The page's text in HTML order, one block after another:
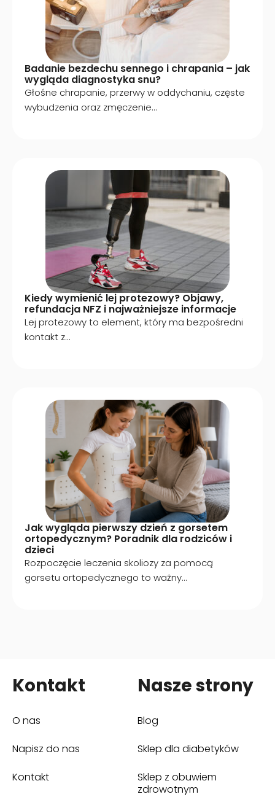
Badanie bezdechu sennego i chrapania – jak
wygląda diagnostyka snu?
Głośne chrapanie, przerwy w oddychaniu, częste
wybudzenia oraz zmęczenie...
Kiedy wymienić lej protezowy? Objawy,
refundacja NFZ i najważniejsze informacje
Lej protezowy to element, który ma bezpośredni
kontakt z...
Jak wygląda pierwszy dzień z gorsetem
ortopedycznym? Poradnik dla rodziców i
dzieci
Rozpoczęcie leczenia skoliozy za pomocą
gorsetu ortopedycznego to ważny...
Kontakt
O nas
Napisz do nas
Kontakt
Nasze strony
Blog
Sklep dla diabetyków
(otwiera się w nowym oknie)
Sklep z obuwiem
zdrowotnym
(otwiera się w nowym oknie)